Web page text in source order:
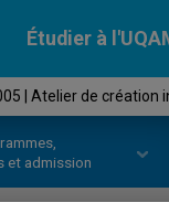
Étudier à
| Atelier de création
et admission